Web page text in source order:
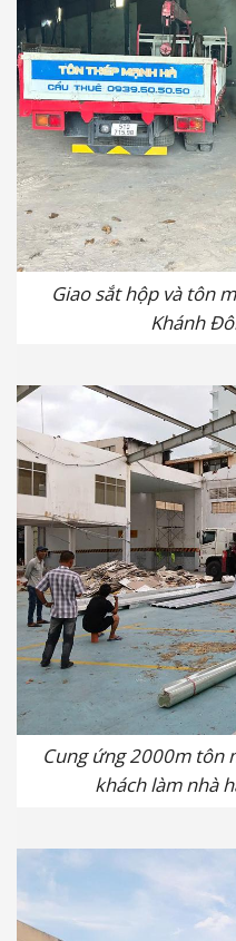
Giao sắt hộp và tôn
Khánh
Cung ứng 2000m tôn
khách làm nhà